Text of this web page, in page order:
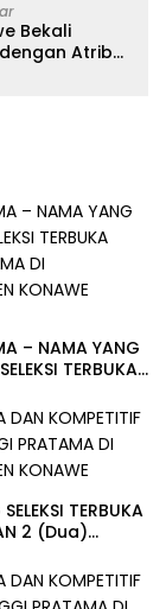
Bekali
Atribut
– NAMA YANG
TERBUKA
KONAWE
TERBUKA
2 (Dua)
DAERAH